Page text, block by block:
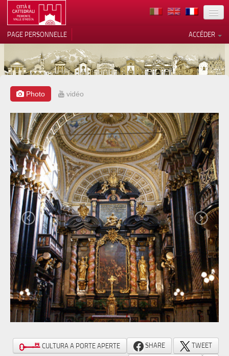
TERRITOIRE
ARCHITECTURE
MUSÉES
ITINÉRAIRES
EVÉNEMENTS
ACCUEIL
BÉNÉVOLES
CONTACTS
PRESS
ACCÉDER
PAGE PERSONNELLE
Photo vidéo
CULTURA A PORTE APERTE SHARE
TWEET
Notification lors de la collecte
Vos choix en matière de